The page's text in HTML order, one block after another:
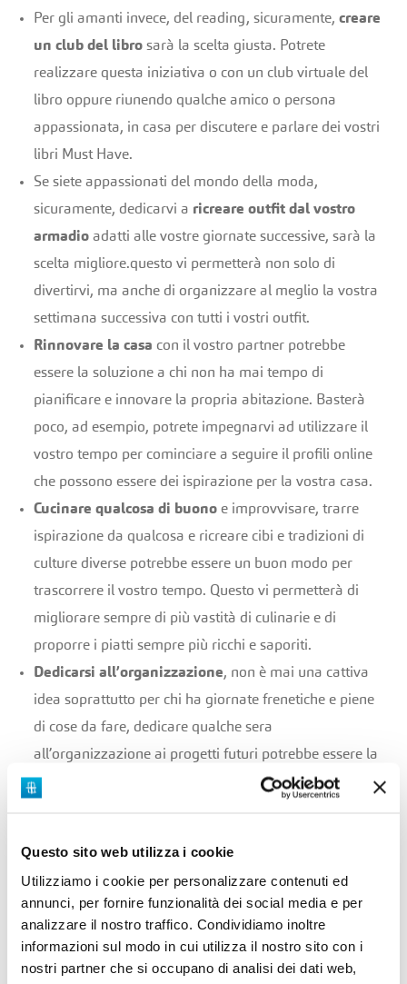
Questo sito web utilizza i cookie
Utilizziamo i cookie per personalizzare contenuti ed
annunci, per fornire funzionalità dei social media e per
analizzare il nostro traffico. Condividiamo inoltre
informazioni sul modo in cui utilizza il nostro sito con i
nostri partner che si occupano di analisi dei dati web,
Per gli amanti invece, del reading, sicuramente,creare
un club del libro sarà la scelta giusta. Potrete
realizzare questa iniziativa o con un club virtuale del
libro oppure riunendo qualche amico o persona
appassionata, in casa per discutere e parlare dei vostri
libri Must Have.
Se siete appassionati del mondo della moda,
sicuramente, dedicarvi a ricreare outfit dal vostro
armadio adatti alle vostre giornate successive, sarà la
scelta migliore.questo vi permetterà non solo di
divertirvi, ma anche di organizzare al meglio la vostra
settimana successiva con tutti i vostri outfit.
Rinnovare la casa con il vostro partner potrebbe
essere la soluzione a chi non ha mai tempo di
pianificare e innovare la propria abitazione. Basterà
poco, ad esempio, potrete impegnarvi ad utilizzare il
vostro tempo per cominciare a seguire il profili online
che possono essere dei ispirazione per la vostra casa.
Cucinare qualcosa di buono e improvvisare, trarre
ispirazione da qualcosa e ricreare cibi e tradizioni di
culture diverse potrebbe essere un buon modo per
trascorrere il vostro tempo. Questo vi permetterà di
migliorare sempre di più vastità di culinarie e di
proporre i piatti sempre più ricchi e saporiti.
Dedicarsi all’organizzazione, non è mai una cattiva
idea soprattutto per chi ha giornate frenetiche e piene
di cose da fare, dedicare qualche sera
all’organizzazione ai progetti futuri potrebbe essere la
scelta giusta. Che vi permetterà di avere le idee più
Immancabili sono i giochi da tavola!
fare serata a casa con degli amici, invece di fare
zapping per tutta la serata potrete dedicare il vostro
tempo in questi giochi, è bene ,infatti, tenerne sempre